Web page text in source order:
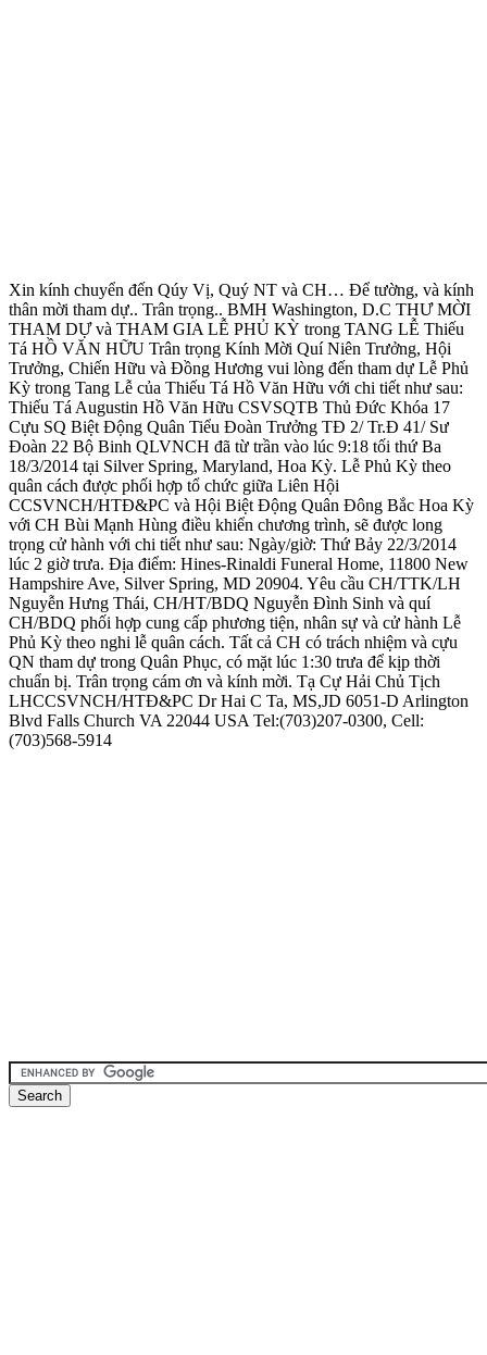
Xin kính chuyển đến Qúy Vị, Quý NT và CH… Để tường, và kính
thân mời tham dự.. Trân trọng.. BMH Washington, D.C THƯ MỜI
THAM DỰ và THAM GIA LỄ PHỦ KỲ trong TANG LỄ Thiếu
Tá HỒ VĂN HỮU Trân trọng Kính Mời Quí Niên Trưởng, Hội
Trưởng, Chiến Hữu và Đồng Hương vui lòng đến tham dự Lễ Phủ
Kỳ trong Tang Lễ của Thiếu Tá Hồ Văn Hữu với chi tiết như sau:
Thiếu Tá Augustin Hồ Văn Hữu CSVSQTB Thủ Đức Khóa 17
Cựu SQ Biệt Động Quân Tiểu Đoàn Trưởng TĐ 2/ Tr.Đ 41/ Sư
Đoàn 22 Bộ Binh QLVNCH đã từ trần vào lúc 9:18 tối thứ Ba
18/3/2014 tại Silver Spring, Maryland, Hoa Kỳ. Lễ Phủ Kỳ theo
quân cách được phối hợp tổ chức giữa Liên Hội
CCSVNCH/HTĐ&PC và Hội Biệt Động Quân Đông Bắc Hoa Kỳ
với CH Bùi Mạnh Hùng điều khiển chương trình, sẽ được long
trọng cử hành với chi tiết như sau: Ngày/giờ: Thứ Bảy 22/3/2014
lúc 2 giờ trưa. Địa điểm: Hines-Rinaldi Funeral Home, 11800 New
Hampshire Ave, Silver Spring, MD 20904. Yêu cầu CH/TTK/LH
Nguyễn Hưng Thái, CH/HT/BDQ Nguyễn Đình Sinh và quí
CH/BDQ phối hợp cung cấp phương tiện, nhân sự và cử hành Lễ
Phủ Kỳ theo nghi lễ quân cách. Tất cả CH có trách nhiệm và cựu
QN tham dự trong Quân Phục, có mặt lúc 1:30 trưa để kịp thời
chuẩn bị. Trân trọng cám ơn và kính mời. Tạ Cự Hải Chủ Tịch
LHCCSVNCH/HTĐ&PC Dr Hai C Ta, MS,JD 6051-D Arlington
Blvd Falls Church VA 22044 USA Tel:(703)207-0300, Cell:
(703)568-5914